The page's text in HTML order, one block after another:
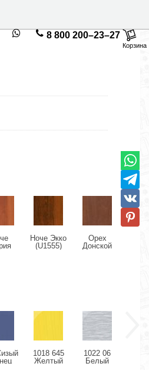
8 800 200–23–27
Корзина
Ноче Экко
(U1555)
Орех
Донской
1018 645
Желтый
1022 06
Белый